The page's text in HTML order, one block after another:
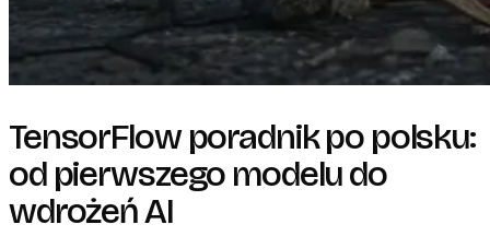
TensorFlow poradnik po polsku:
od pierwszego modelu do
wdrożeń AI